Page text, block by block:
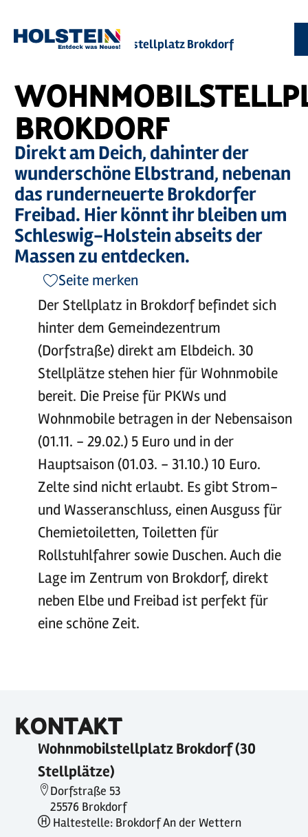
Hauptinhalt
Suche
Navigation
Footer
Sie
Startseite Wohnmobilstellplatz Brokdorf
BROKDORF
Direkt am Deich, dahinter der
wunderschöne Elbstrand, nebenan
das runderneuerte Brokdorfer
Freibad. Hier könnt ihr bleiben um
Schleswig-Holstein abseits der
Massen zu entdecken.
Seite merken
Der Stellplatz in Brokdorf befindet sich
hinter dem Gemeindezentrum
(Dorfstraße) direkt am Elbdeich. 30
Stellplätze stehen hier für Wohnmobile
bereit. Die Preise für PKWs und
Wohnmobile betragen in der Nebensaison
(01.11. - 29.02.) 5 Euro und in der
Hauptsaison (01.03. - 31.10.) 10 Euro.
Zelte sind nicht erlaubt. Es gibt Strom-
und Wasseranschluss, einen Ausguss für
Chemietoiletten, Toiletten für
Rollstuhlfahrer sowie Duschen. Auch die
Lage im Zentrum von Brokdorf, direkt
neben Elbe und Freibad ist perfekt für
eine schöne Zeit.
KONTAKT
Wohnmobilstellplatz Brokdorf (30
Stellplätze)
Dorfstraße 53
25576 Brokdorf
Haltestelle: Brokdorf An der Wettern